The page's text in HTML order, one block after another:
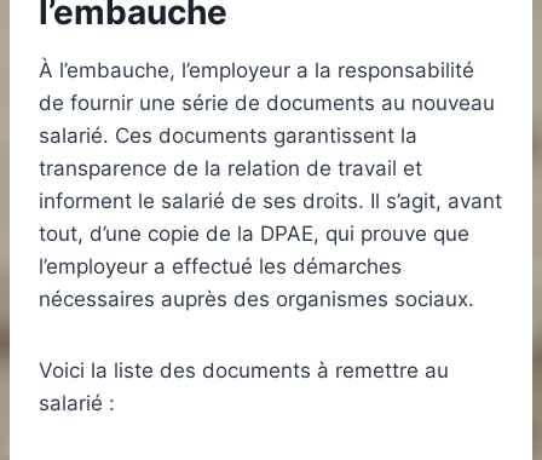
l’embauche
À l’embauche, l’employeur a la responsabilité
de fournir une série de documents au nouveau
salarié. Ces documents garantissent la
transparence de la relation de travail et
informent le salarié de ses droits. Il s’agit, avant
tout, d’une copie de la DPAE, qui prouve que
l’employeur a effectué les démarches
nécessaires auprès des organismes sociaux.
Voici la liste des documents à remettre au
salarié :